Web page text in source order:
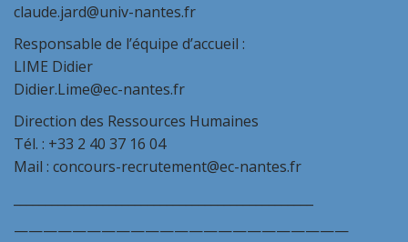
claude.jard@univ-nantes.fr
Responsable de l’équipe d’accueil :
LIME Didier
Didier.Lime@ec-nantes.fr
Direction des Ressources Humaines
Tél. : +33 2 40 37 16 04
Mail : concours-recrutement@ec-nantes.fr
———————————————————————